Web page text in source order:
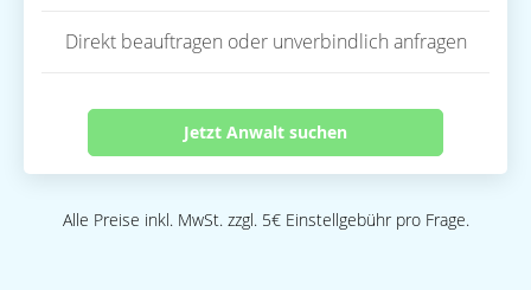
Direkt beauftragen oder unverbindlich anfragen
Jetzt Anwalt suchen
Alle Preise inkl. MwSt. zzgl. 5€ Einstellgebühr pro Frage.